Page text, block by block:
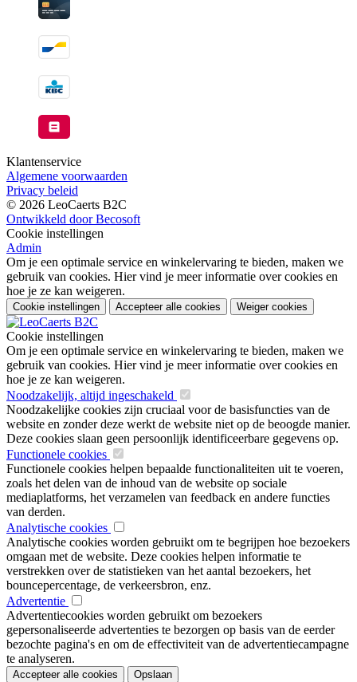
Klantenservice
Algemene voorwaarden
Privacy beleid
© 2026 LeoCaerts B2C
Ontwikkeld door Becosoft
Cookie instellingen
Admin
Om je een optimale service en winkelervaring te bieden, maken we
gebruik van cookies. Hier vind je meer informatie over cookies en
hoe je ze kan weigeren.
Cookie instellingen Accepteer alle cookies Weiger cookies
Cookie instellingen
Om je een optimale service en winkelervaring te bieden, maken we
gebruik van cookies. Hier vind je meer informatie over cookies en
hoe je ze kan weigeren.
Noodzakelijk, altijd ingeschakeld
Noodzakelijke cookies zijn cruciaal voor de basisfuncties van de
website en zonder deze werkt de website niet op de beoogde manier.
Deze cookies slaan geen persoonlijk identificeerbare gegevens op.
Functionele cookies
Functionele cookies helpen bepaalde functionaliteiten uit te voeren,
zoals het delen van de inhoud van de website op sociale
mediaplatforms, het verzamelen van feedback en andere functies
van derden.
Analytische cookies
Analytische cookies worden gebruikt om te begrijpen hoe bezoekers
omgaan met de website. Deze cookies helpen informatie te
verstrekken over de statistieken van het aantal bezoekers, het
bouncepercentage, de verkeersbron, enz.
Advertentie
Advertentiecookies worden gebruikt om bezoekers
gepersonaliseerde advertenties te bezorgen op basis van de eerder
bezochte pagina's en om de effectiviteit van de advertentiecampagne
te analyseren.
Accepteer alle cookies Opslaan